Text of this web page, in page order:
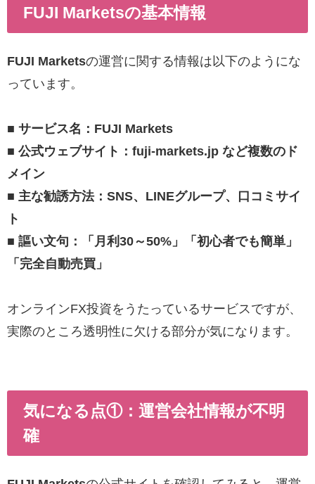
FUJI Marketsの基本情報
FUJI Marketsの運営に関する情報は以下のようにな
っています。
■ サービス名：FUJI Markets
■ 公式ウェブサイト：fuji-markets.jp など複数のド
メイン
■ 主な勧誘方法：SNS、LINEグループ、口コミサイ
ト
■ 謳い文句：「月利30～50%」「初心者でも簡単」
「完全自動売買」
オンラインFX投資をうたっているサービスですが、
実際のところ透明性に欠ける部分が気になります。
気になる点①：運営会社情報が不明
確